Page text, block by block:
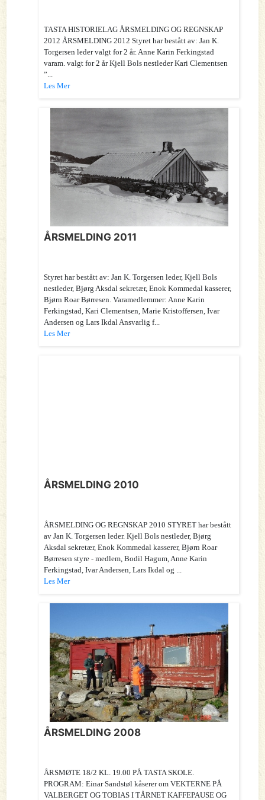
TASTA HISTORIELAG ÅRSMELDING OG REGNSKAP
2012 ÅRSMELDING 2012 Styret har bestått av: Jan K.
Torgersen leder valgt for 2 år. Anne Karin Ferkingstad
varam. valgt for 2 år Kjell Bols nestleder Kari Clementsen
”...
Les Mer
ÅRSMELDING 2011
Styret har bestått av: Jan K. Torgersen leder, Kjell Bols
nestleder, Bjørg Aksdal sekretær, Enok Kommedal kasserer,
Bjørn Roar Børresen. Varamedlemmer: Anne Karin
Ferkingstad, Kari Clementsen, Marie Kristoffersen, Ivar
Andersen og Lars Ikdal Ansvarlig f...
Les Mer
ÅRSMELDING 2010
ÅRSMELDING OG REGNSKAP 2010 STYRET har bestått
av Jan K. Torgersen leder. Kjell Bols nestleder, Bjørg
Aksdal sekretær, Enok Kommedal kasserer, Bjørn Roar
Børresen styre - medlem, Bodil Hagum, Anne Karin
Ferkingstad, Ivar Andersen, Lars Ikdal og ...
Les Mer
ÅRSMELDING 2008
ÅRSMØTE 18/2 KL. 19.00 PÅ TASTA SKOLE.
PROGRAM: Einar Sandstøl kåserer om VEKTERNE PÅ
VALBERGET OG TOBIAS I TÅRNET KAFFEPAUSE OG